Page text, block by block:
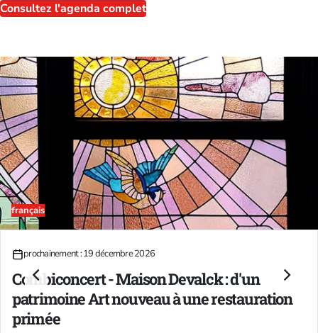
Consultez l'agenda complet
DÉC.
français
prochainement : 19 décembre 2026
Combiconcert - Maison Devalck : d'un
patrimoine Art nouveau à une restauration
primée